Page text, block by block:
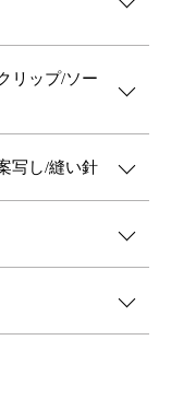
リップ/ソー
写し/縫い針